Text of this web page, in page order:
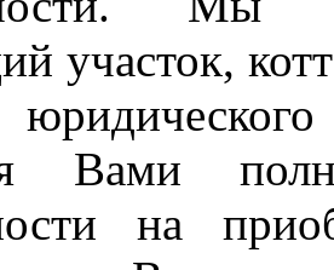
участок,
Вами
на